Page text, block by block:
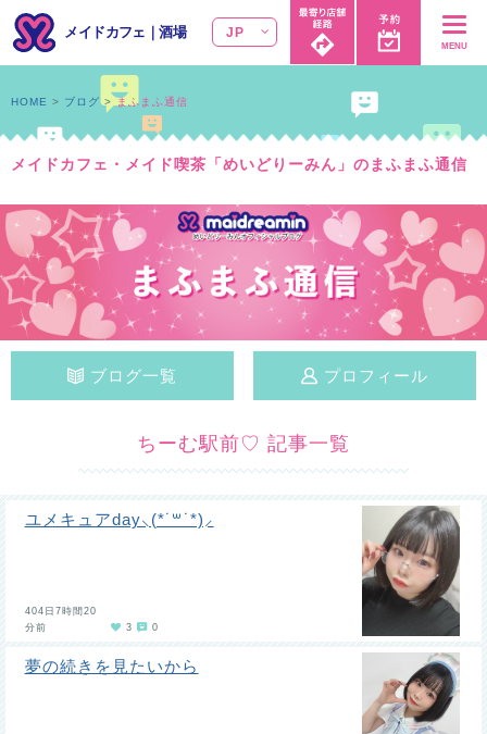
メイドカフェ ｜酒場 JP
MENU
メイドカフェ・メイド喫茶「めいどりーみん」のまふまふ通信
HOME ブログ まふまふ通信
ブログ一覧 プロフィール
ちーむ駅前♡ 記事一覧
ユメキュアday⸜(*˙꒳˙*)⸝
404日7時間20
分前
3 0
夢の続きを見たいから